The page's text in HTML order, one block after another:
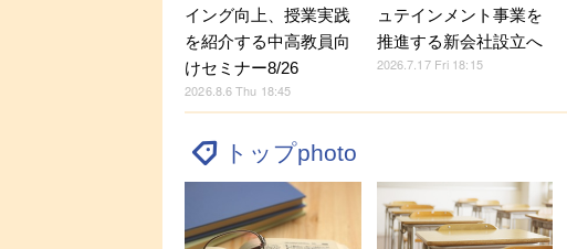
イング向上、授業実践
を紹介する中高教員向
けセミナー8/26
2026.8.6 Thu 18:45
ュテインメント事業を
推進する新会社設立へ
2026.7.17 Fri 18:15
トップphoto